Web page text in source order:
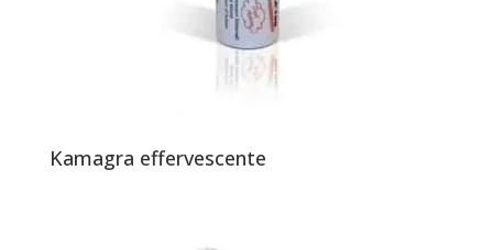
Kamagra effervescente